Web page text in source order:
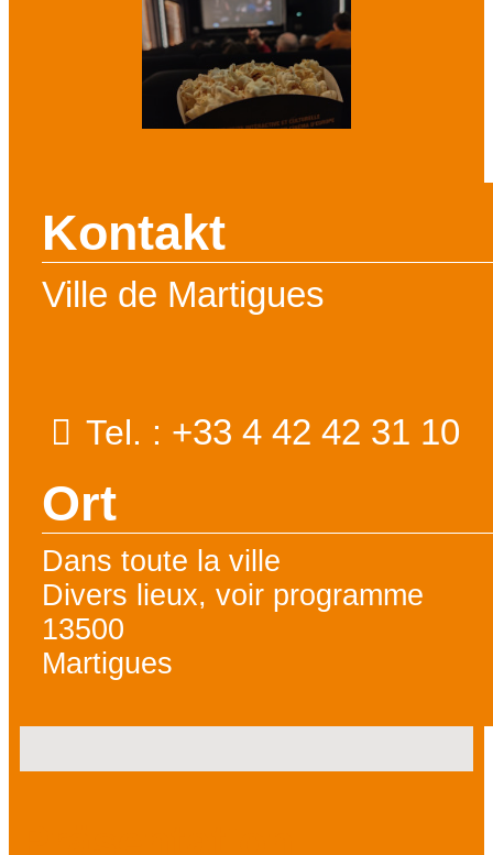
Kontakt
Ville de Martigues
Tel. : +33 4 42 42 31 10
Ort
Dans toute la ville
Divers lieux, voir programme
13500
Martigues